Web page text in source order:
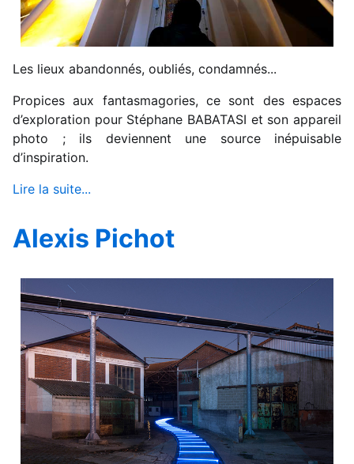
Les lieux abandonnés, oubliés, condamnés...
Propices aux fantasmagories, ce sont des espaces
d’exploration pour Stéphane BABATASI et son appareil
photo ; ils deviennent une source inépuisable
d’inspiration.
Lire la suite...
Alexis Pichot